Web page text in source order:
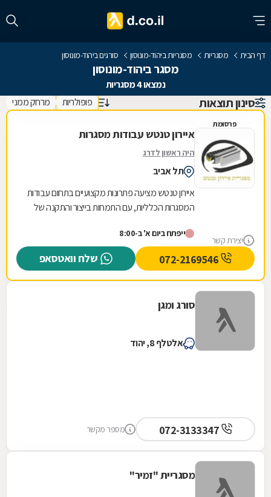
דף הבית מסגריות מסגריות ביהוד-מונוסון סורגים ביהוד-מונוסון
מסגר ביהוד-מונוסון
נמצאו 4 מסגריות
סינון תוצאות פופולריות מרחק ממני
פרסומת
יצירת קשר
איירון טנטש עבודות מסגרות
היה ראשון לדרג
תל אביב
איירון טנטש מציעה פתרונות מקצועיים בתחום עבודות
המסגרות הכלליות, עם התמחות בייצור והתקנה של
מתמחה...
ייפתח ביום א' ב-8:00
שלח וואטסאפ
סורג ומגן
אלטלף 8, יהוד
מספר מקשר
מסגריית "זמיר"